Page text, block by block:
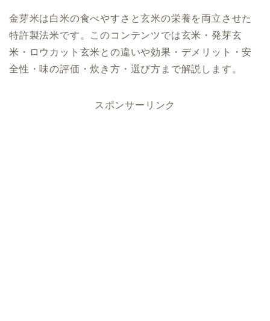
金芽米は白米の食べやすさと玄米の栄養を両立させた
特許製法米です。このコンテンツでは玄米・発芽玄
米・ロウカット玄米との違いや効果・デメリット・安
全性・味の評価・炊き方・選び方まで解説します。
スポンサーリンク